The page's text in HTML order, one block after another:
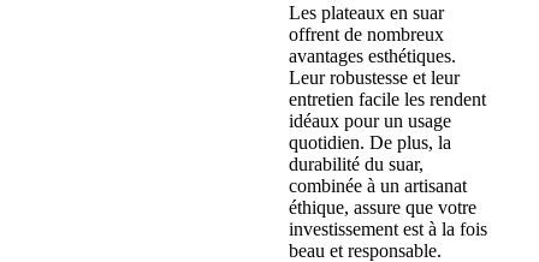
Les plateaux en suar
offrent de nombreux
avantages esthétiques.
Leur robustesse et leur
entretien facile les rendent
idéaux pour un usage
quotidien. De plus, la
durabilité du suar,
combinée à un artisanat
éthique, assure que votre
investissement est à la fois
beau et responsable.